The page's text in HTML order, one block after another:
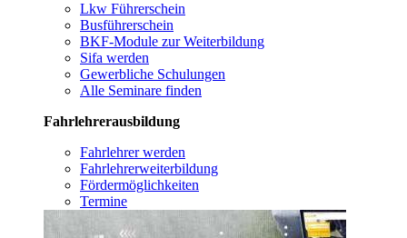
Lkw Führerschein
Busführerschein
BKF-Module zur Weiterbildung
Sifa werden
Gewerbliche Schulungen
Alle Seminare finden
Fahrlehrerausbildung
Fahrlehrer werden
Fahrlehrerweiterbildung
Fördermöglichkeiten
Termine